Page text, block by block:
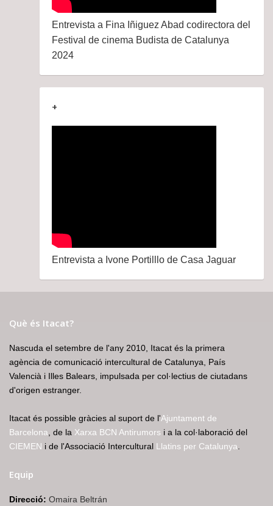
Entrevista a Fina Iñiguez Abad codirectora del
Festival de cinema Budista de Catalunya
2024
+
Entrevista a Ivone Portilllo de Casa Jaguar
Què és Itacat?
Nascuda el setembre de l'any 2010, Itacat és la primera
agència de comunicació intercultural de Catalunya, País
Valencià i Illes Balears, impulsada per col·lectius de ciutadans
d'origen estranger.
Itacat és possible gràcies al suport de l'Ajuntament de
Barcelona , de la Xarxa BCN Antirumors i a la col·laboració del
CIEMEN i de l'Associació Intercultural Llatins per Catalunya
Equip
Direcció: Omaira Beltrán